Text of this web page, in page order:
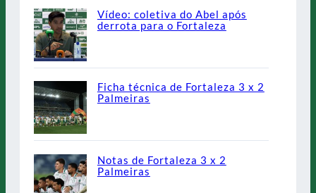
Vídeo: coletiva do Abel após
derrota para o Fortaleza
Ficha técnica de Fortaleza 3 x 2
Palmeiras
Notas de Fortaleza 3 x 2
Palmeiras